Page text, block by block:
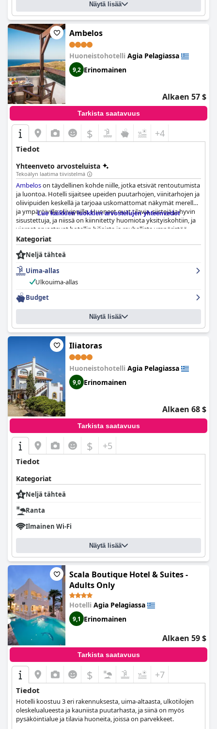
Näytä lisää
Ambelos
Huoneistohotelli Agia Pelagiassa
9,2 Erinomainen
Alkaen 57 $
Tarkista saatavuus
$ +4
Tiedot
Yhteenveto arvosteluista
Tekoälyn laatima tiivistelmä
Ambeloson täydellinen kohde niille, jotka etsivät rentoutumista
ja luontoa. Hotelli sijaitsee upeiden puutarhojen, viinitarhojen ja
oliivipuiden keskellä ja tarjoaa uskomattomat näkymät merelle
ja ympäröiville oliivipuille. Huoneet ovat tilavia, siistejä ja hyvin
sisustettuja, ja niissä on kiinnitetty huomiota yksityiskohtiin, ja
vieraat arvostavat hotellin hiljaista ja rauhallista ympäristöä.
Henkilökunta on uskomattoman ystävällistä ja avuliasta, ja
vastaanoton Andreas on aina valmis auttamaan. Hotellissa on
suuri uima-allas, jossa on runsaasti sänkyjä ja sateenvarjoja, ja se
pidetään aina erittäin siistinä, mikä tekee siitä loistavan lisän
hotellille. Kaiken kaikkiaan oleskelu
issa tarjoaa kaiken,
mitä tarvitaan upeaan lomaan, ja lisäbonuksena on kaunis ja
Lue kaikkien luokkien arvostelujen yhteenvedot
Kategoriat
Neljä tähteä
Uima-allas
Ulkouima-allas
Budget
Näytä lisää
Iliatoras
Huoneistohotelli Agia Pelagiassa
9,0 Erinomainen
Alkaen 68 $
Tarkista saatavuus
$ +5
Tiedot
Kategoriat
Neljä tähteä
Ranta
Ilmainen Wi-Fi
Näytä lisää
Scala Boutique Hotel & Suites -
Adults Only
Hotelli Agia Pelagiassa
9,1 Erinomainen
Alkaen 59 $
Tarkista saatavuus
$ +7
Tiedot
Hotelli koostuu 3 eri rakennuksesta, uima-altaasta, ulkotilojen
oleskelualueesta ja kauniista puutarhasta, ja siinä on myös
pysäköintialue ja tilavia huoneita, joissa on parvekkeet.